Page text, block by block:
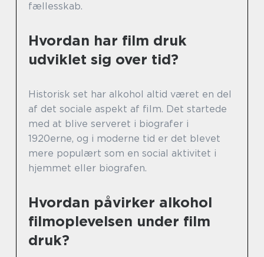
fællesskab.
Hvordan har film druk
udviklet sig over tid?
Historisk set har alkohol altid været en del
af det sociale aspekt af film. Det startede
med at blive serveret i biografer i
1920erne, og i moderne tid er det blevet
mere populært som en social aktivitet i
hjemmet eller biografen.
Hvordan påvirker alkohol
filmoplevelsen under film
druk?